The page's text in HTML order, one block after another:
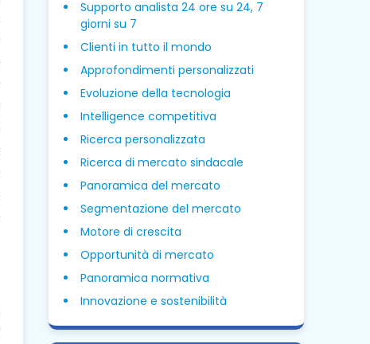
Supporto analista 24 ore su 24, 7
giorni su 7
Clienti in tutto il mondo
Approfondimenti personalizzati
Evoluzione della tecnologia
Intelligence competitiva
Ricerca personalizzata
Ricerca di mercato sindacale
Panoramica del mercato
Segmentazione del mercato
Motore di crescita
Opportunità di mercato
Panoramica normativa
Innovazione e sostenibilità